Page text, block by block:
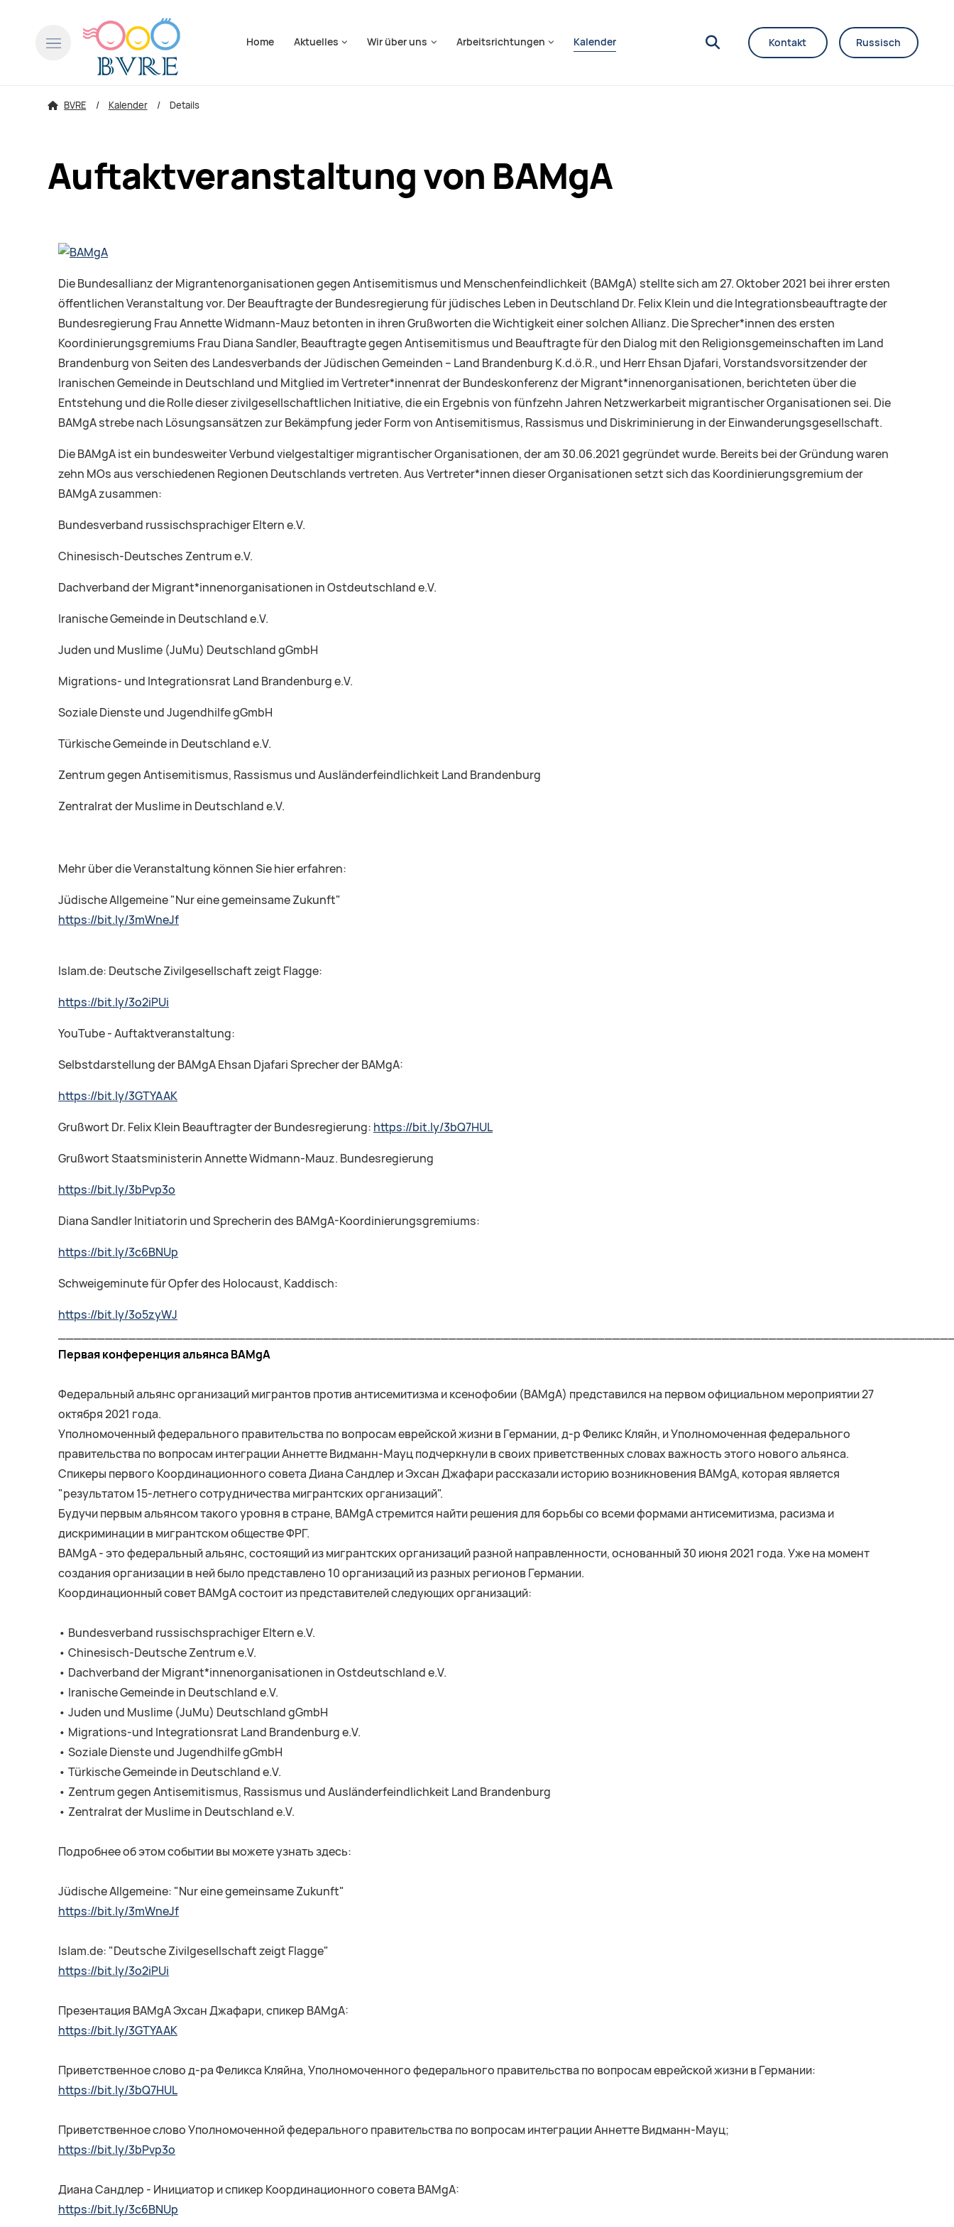
Home
Aktuelles Wir über uns Arbeitsrichtungen Kalender Kontakt Russisch
BVRE Kalender Details
Auftaktveranstaltung von BAMgA
Die Bundesallianz der Migrantenorganisationen gegen Antisemitismus und Menschenfeindlichkeit (BAMgA) stellte sich am 27. Oktober 2021 bei ihrer ersten
öffentlichen Veranstaltung vor. Der Beauftragte der Bundesregierung für jüdisches Leben in Deutschland Dr. Felix Klein und die Integrationsbeauftragte der
Bundesregierung Frau Annette Widmann-Mauz betonten in ihren Grußworten die Wichtigkeit einer solchen Allianz. Die Sprecher*innen des ersten
Koordinierungsgremiums Frau Diana Sandler, Beauftragte gegen Antisemitismus und Beauftragte für den Dialog mit den Religionsgemeinschaften im Land
Brandenburg von Seiten des Landesverbands der Jüdischen Gemeinden – Land Brandenburg K.d.ö.R., und Herr Ehsan Djafari, Vorstandsvorsitzender der
Iranischen Gemeinde in Deutschland und Mitglied im Vertreter*innenrat der Bundeskonferenz der Migrant*innenorganisationen, berichteten über die
Entstehung und die Rolle dieser zivilgesellschaftlichen Initiative, die ein Ergebnis von fünfzehn Jahren Netzwerkarbeit migrantischer Organisationen sei. Die
BAMgA strebe nach Lösungsansätzen zur Bekämpfung jeder Form von Antisemitismus, Rassismus und Diskriminierung in der Einwanderungsgesellschaft.
Die BAMgA ist ein bundesweiter Verbund vielgestaltiger migrantischer Organisationen, der am 30.06.2021 gegründet wurde. Bereits bei der Gründung waren
zehn MOs aus verschiedenen Regionen Deutschlands vertreten. Aus Vertreter*innen dieser Organisationen setzt sich das Koordinierungsgremium der
BAMgA zusammen:
Bundesverband russischsprachiger Eltern e.V.
Chinesisch-Deutsches Zentrum e.V.
Dachverband der Migrant*innenorganisationen in Ostdeutschland e.V.
Iranische Gemeinde in Deutschland e.V.
Juden und Muslime (JuMu) Deutschland gGmbH
Migrations- und Integrationsrat Land Brandenburg e.V.
Soziale Dienste und Jugendhilfe gGmbH
Türkische Gemeinde in Deutschland e.V.
Zentrum gegen Antisemitismus, Rassismus und Ausländerfeindlichkeit Land Brandenburg
Zentralrat der Muslime in Deutschland e.V.
Mehr über die Veranstaltung können Sie hier erfahren:
Jüdische Allgemeine "Nur eine gemeinsame Zukunft"
https://bit.ly/3mWneJf
Islam.de: Deutsche Zivilgesellschaft zeigt Flagge:
https://bit.ly/3o2iPUi
YouTube - Auftaktveranstaltung:
Selbstdarstellung der BAMgA Ehsan Djafari Sprecher der BAMgA:
https://bit.ly/3GTYAAK
Grußwort Dr. Felix Klein Beauftragter der Bundesregierung: https://bit.ly/3bQ7HUL
Grußwort Staatsministerin Annette Widmann-Mauz. Bundesregierung
https://bit.ly/3bPvp3o
Diana Sandler Initiatorin und Sprecherin des BAMgA-Koordinierungsgremiums:
https://bit.ly/3c6BNUp
Schweigeminute für Opfer des Holocaust, Kaddisch:
https://bit.ly/3o5zyWJ
Первая конференция альянса BAMgA
Федеральный альянс организаций мигрантов против антисемитизма и ксенофобии (BAMgA) представился на первом официальном мероприятии 27
октября 2021 года.
Уполномоченный федерального правительства по вопросам еврейской жизни в Германии, д-р Феликс Кляйн, и Уполномоченная федерального
правительства по вопросам интеграции Аннетте Видманн-Мауц подчеркнули в своих приветственных словах важность этого нового альянса.
Спикеры первого Координационного совета Диана Сандлер и Эхсан Джафари рассказали историю возникновения BAMgA, которая является
"результатом 15-летнего сотрудничества мигрантских организаций".
Будучи первым альянсом такого уровня в стране, BAMgA стремится найти решения для борьбы со всеми формами антисемитизма, расизма и
дискриминации в мигрантском обществе ФРГ.
BAMgA - это федеральный альянс, состоящий из мигрантских организаций разной направленности, основанный 30 июня 2021 года. Уже на момент
создания организации в ней было представлено 10 организаций из разных регионов Германии.
Координационный совет BAMgA состоит из представителей следующих организаций:
• Bundesverband russischsprachiger Eltern e.V.
• Chinesisch-Deutsche Zentrum e.V.
• Dachverband der Migrant*innenorganisationen in Ostdeutschland e.V.
• Iranische Gemeinde in Deutschland e.V.
• Juden und Muslime (JuMu) Deutschland gGmbH
• Migrations-und Integrationsrat Land Brandenburg e.V.
• Soziale Dienste und Jugendhilfe gGmbH
• Türkische Gemeinde in Deutschland e.V.
• Zentrum gegen Antisemitismus, Rassismus und Ausländerfeindlichkeit Land Brandenburg
• Zentralrat der Muslime in Deutschland e.V.
Подробнее об этом событии вы можете узнать здесь:
Jüdische Allgemeine: "Nur eine gemeinsame Zukunft"
https://bit.ly/3mWneJf
Islam.de: "Deutsche Zivilgesellschaft zeigt Flagge"
https://bit.ly/3o2iPUi
Презентация BAMgA Эхсан Джафари, спикер BAMgA:
https://bit.ly/3GTYAAK
Приветственное слово д-ра Феликса Кляйна, Уполномоченного федерального правительства по вопросам еврейской жизни в Германии:
https://bit.ly/3bQ7HUL
Приветственное слово Уполномоченной федерального правительства по вопросам интеграции Аннетте Видманн-Мауц;
https://bit.ly/3bPvp3o
Диана Сандлер - Инициатор и спикер Координационного совета BAMgA:
https://bit.ly/3c6BNUp